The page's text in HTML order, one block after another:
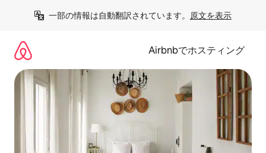
一部の情報は自動翻訳されています。 原文を表示
Airbnbでホスティング